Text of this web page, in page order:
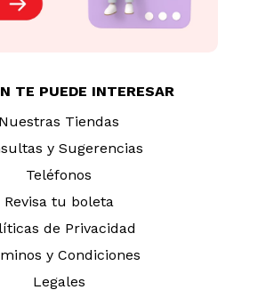
TE PUEDE INTERESAR
Nuestras Tiendas
y Sugerencias
Teléfonos
Revisa tu boleta
de Privacidad
y Condiciones
Legales